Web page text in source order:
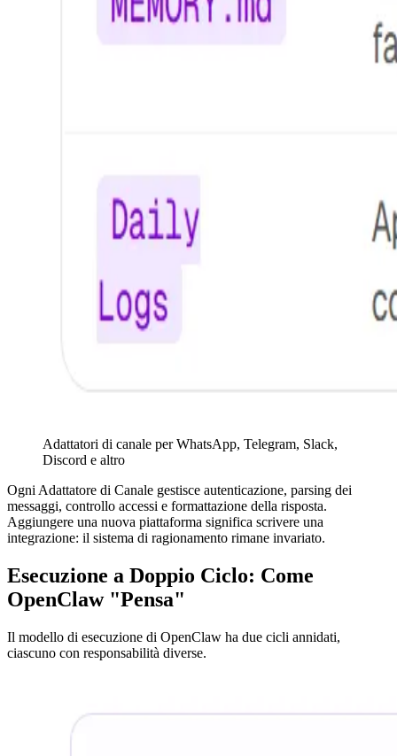
Adattatori di canale per WhatsApp, Telegram, Slack,
Discord e altro
Ogni Adattatore di Canale gestisce autenticazione, parsing dei
messaggi, controllo accessi e formattazione della risposta.
Aggiungere una nuova piattaforma significa scrivere una
integrazione: il sistema di ragionamento rimane invariato.
Esecuzione a Doppio Ciclo: Come
OpenClaw "Pensa"
Il modello di esecuzione di OpenClaw ha due cicli annidati,
ciascuno con responsabilità diverse.